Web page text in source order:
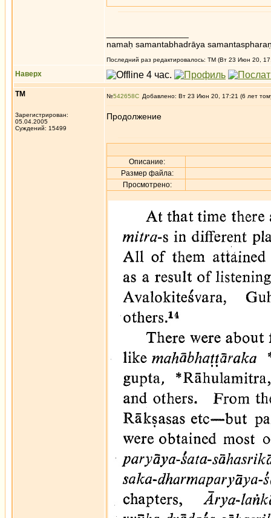
namaḥ samantabhadrāya
Последний раз редактировалось: ТМ (Вт 23 Июн 20,
Наверх
ТМ
Зарегистрирован:
05.04.2005
Суждений: 15499
№542658 Добавлено: Вт 23 Июн 20, 17:21 (6 лет
Продолжение
Описание:
Размер файла:
Просмотрено: